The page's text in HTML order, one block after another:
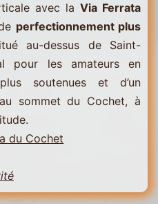
avec la Via Ferrata
perfectionnement plus
au-dessus de Saint-
pour les amateurs en
soutenues et d’un
sommet du Cochet, à
du Cochet